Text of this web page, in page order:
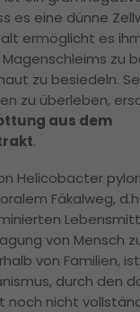
es eine dünne
ermöglicht es
zu
zu besiedeln.
zu überleben,
aus dem
.
Helicobacter
Fäkalweg,
von Mensch
von Familien,
durch den
noch nicht